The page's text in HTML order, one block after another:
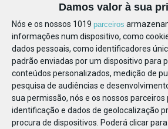
Damos valor à sua
Nós e os nossos 1019 parceiros
informações num dispositivo, como
dados pessoais, como identificadores
padrão enviadas por um dispositivo para
conteúdos personalizados, medição de
pesquisa de audiências e
sua permissão, nós e os nossos
identificação e dados de geolocalização
procura de dispositivos. Poderá clicar